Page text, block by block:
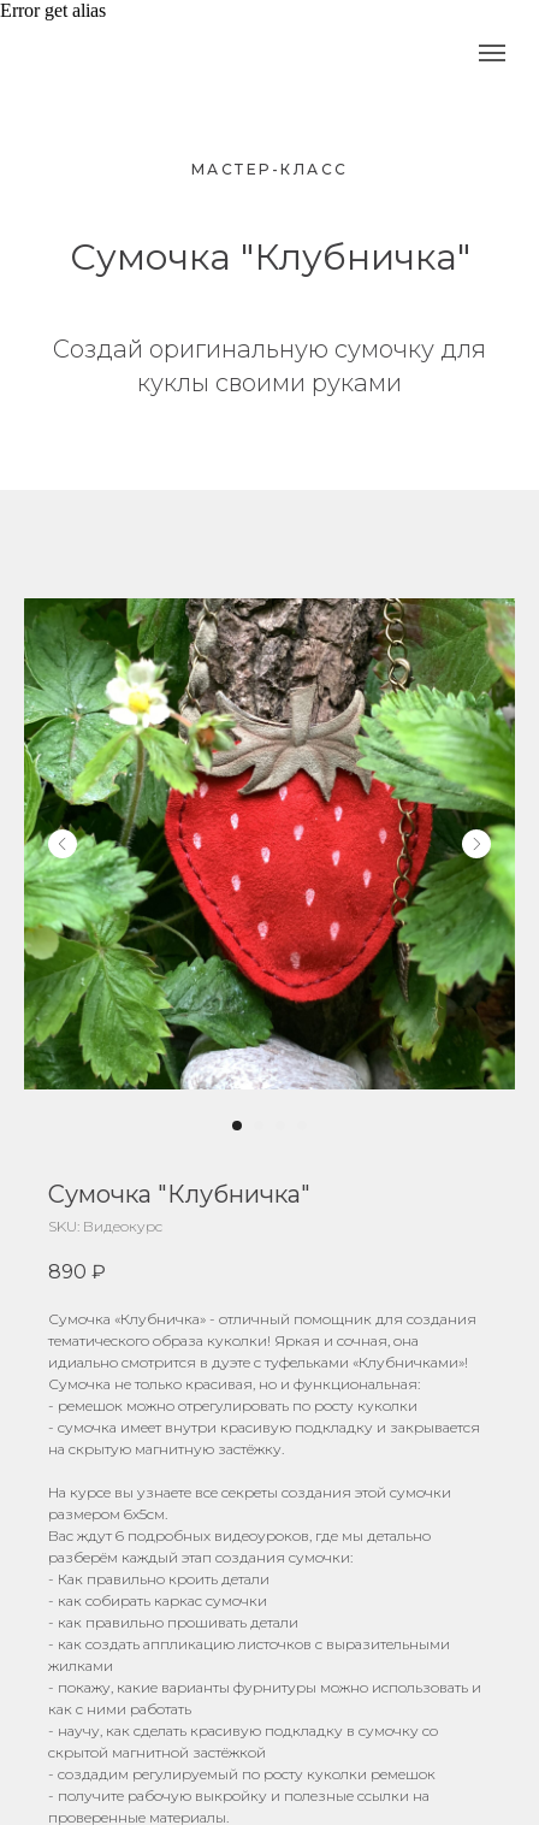
Error get alias
МАСТЕР-КЛАСС
Сумочка "Клубничка"
Создай оригинальную сумочку для
куклы своими руками
Сумочка "Клубничка"
SKU: Видеокурс
890 ₽
Сумочка «Клубничка» - отличный помощник для создания
тематического образа куколки! Яркая и сочная, она
идиально смотрится в дуэте с туфельками «Клубничками»!
Сумочка не только красивая, но и функциональная:
- ремешок можно отрегулировать по росту куколки
- сумочка имеет внутри красивую подкладку и закрывается
на скрытую магнитную застёжку.
На курсе вы узнаете все секреты создания этой сумочки
размером 6х5см.
Вас ждут 6 подробных видеоуроков, где мы детально
разберём каждый этап создания сумочки:
- Как правильно кроить детали
- как собирать каркас сумочки
- как правильно прошивать детали
- как создать аппликацию листочков с выразительными
жилками
- покажу, какие варианты фурнитуры можно использовать и
как с ними работать
- научу, как сделать красивую подкладку в сумочку со
скрытой магнитной застёжкой
- создадим регулируемый по росту куколки ремешок
- получите рабочую выкройку и полезные ссылки на
проверенные материалы.